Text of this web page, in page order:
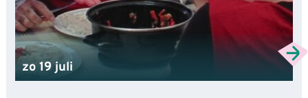
zo 19 juli